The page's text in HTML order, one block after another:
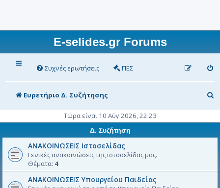
E-selides.gr Forums
Συχνές ερωτήσεις ΠΕΣ
Ευρετήριο Δ. Συζήτησης
ν
α
ζ
Τώρα είναι 10 Αύγ 2026, 22:23
Δ. Συζήτηση
ΑΝΑΚΟΙΝΩΣΕΙΣ Ιστοσελίδας
Γενικές ανακοινώσεις της ιστοσελίδας μας.
Θέματα: 4
ΑΝΑΚΟΙΝΩΣΕΙΣ Υπουργείου Παιδείας